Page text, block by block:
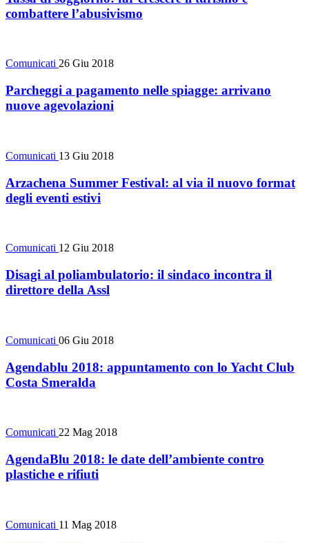
combattere l’abusivismo
Comunicati 26 Giu 2018
Parcheggi a pagamento nelle spiagge: arrivano
nuove agevolazioni
Comunicati 13 Giu 2018
Arzachena Summer Festival: al via il nuovo format
degli eventi estivi
Comunicati 12 Giu 2018
Disagi al poliambulatorio: il sindaco incontra il
direttore della Assl
Comunicati 06 Giu 2018
Agendablu 2018: appuntamento con lo Yacht Club
Costa Smeralda
Comunicati 22 Mag 2018
AgendaBlu 2018: le date dell’ambiente contro
plastiche e rifiuti
Comunicati 11 Mag 2018